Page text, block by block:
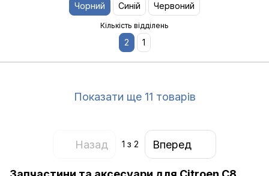
Чорний Синій Червоний
Кількість відділень
2 1
Показати ще 11 товарів
Назад 1 з 2 Вперед